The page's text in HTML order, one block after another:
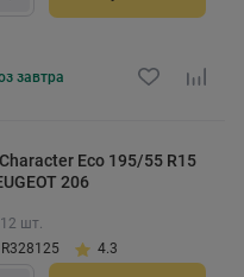
завтра
Eco 195/55 R15
206
шт.
4.3